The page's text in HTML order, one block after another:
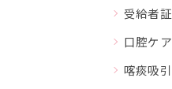
受給者証
口腔ケア
喀痰吸引